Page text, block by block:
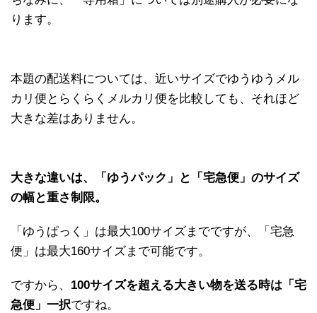
ります。
本題の配送料については、近いサイズでゆうゆうメル
カリ便とらくらくメルカリ便を比較しても、それほど
大きな差はありません。
大きな違いは、「ゆうパック」と「宅急便」のサイズ
の幅と重さ制限。
「ゆうぱっく」は最大100サイズまでですが、「宅急
便」は最大160サイズまで可能です。
ですから、 100サイズを超える大きい物を送る時は「宅
急便」一択ですね。